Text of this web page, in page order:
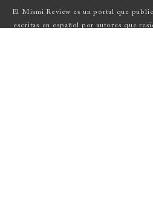
El Miami Review es un portal que
escritas en español por autores que